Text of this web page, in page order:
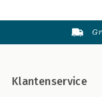
Klantenservice